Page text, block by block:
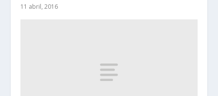
11 abril, 2016